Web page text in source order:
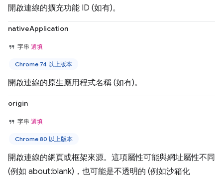
開啟連線的擴充功能 ID (如有)。
nativeApplication
字串 選填
Chrome 74 以上版本
開啟連線的原生應用程式名稱 (如有)。
origin
字串 選填
Chrome 80 以上版本
開啟連線的網頁或框架來源。這項屬性可能與網址屬性不同
(例如 about:blank)，也可能是不透明的 (例如沙箱化